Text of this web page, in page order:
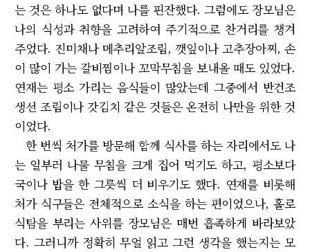
는 것은 하나도 없다며 나를 핀잔했다. 그럼에도 장모님은
나의 식성과 취향을 고려하여 주기적으로 찬거리를 챙겨
주었다. 진미채나 메추리알조림, 깻잎이나 고추장아찌, 손
이 많이 가는 갈비찜이나 꼬막무침을 보내올 때도 있었다.
연재는 평소 가리는 음식들이 많았는데 그중에서 반건조
생선 조림이나 갓김치 같은 것들은 온전히 나만을 위한 것
이었다.
한 번씩 처가를 방문해 함께 식사를 하는 자리에서도 나
는 일부러 나물 무침을 크게 집어 먹기도 하고, 평소보다
국이나 밥을 한 그릇씩 더 비우기도 했다. 연재를 비롯해
처가 식구들은 전체적으로 소식을 하는 편이었으나, 홀로
식탐을 부리는 사위를 장모님은 매번 흡족하게 바라보았
다. 그러니까 정확히 무얼 읽고 그런 생각을 했는지는 모